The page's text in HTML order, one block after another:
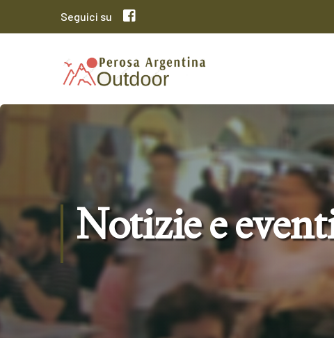
Seguici su
Notizie e